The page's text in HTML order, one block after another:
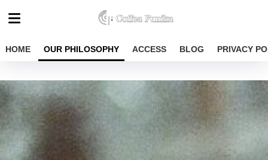
HOME OUR PHILOSOPHY ACCESS BLOG PRIVACY